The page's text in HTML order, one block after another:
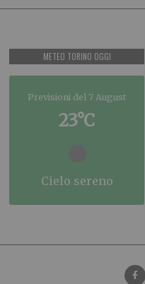
METEO TORINO OGGI
Previsioni del 7 August
23°C
cielo sereno